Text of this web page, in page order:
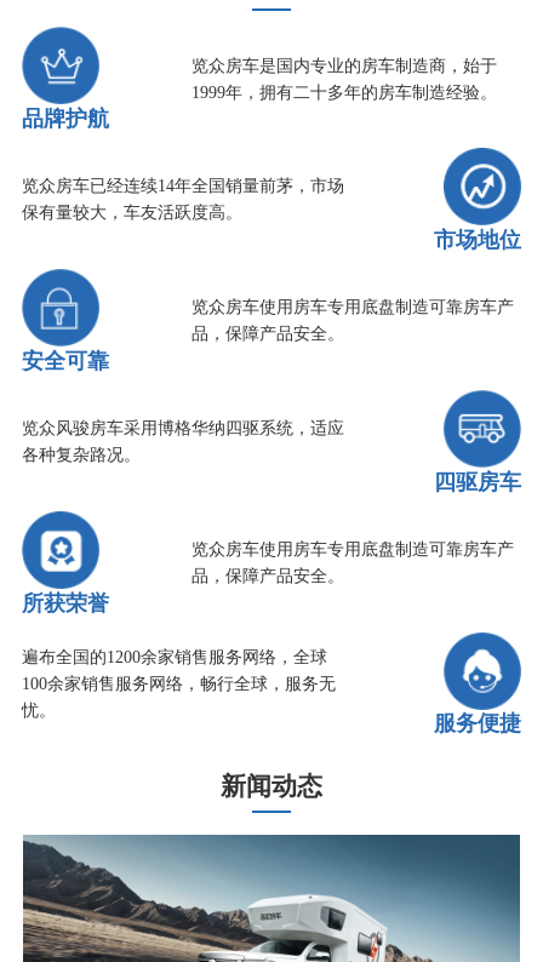
品牌护航
览众房车是国内专业的房车制造商，始于
1999年，拥有二十多年的房车制造经验。
览众房车已经连续14年全国销量前茅，市场
保有量较大，车友活跃度高。
市场地位
安全可靠
览众房车使用房车专用底盘制造可靠房车产
品，保障产品安全。
览众风骏房车采用博格华纳四驱系统，适应
各种复杂路况。
四驱房车
所获荣誉
览众房车使用房车专用底盘制造可靠房车产
品，保障产品安全。
遍布全国的1200余家销售服务网络，全球
100余家销售服务网络，畅行全球，服务无
忧。
服务便捷
新闻动态